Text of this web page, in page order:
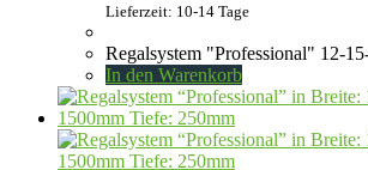
Lieferzeit: 10-14 Tage
Regalsystem "Professional" 12-
In den Warenkorb